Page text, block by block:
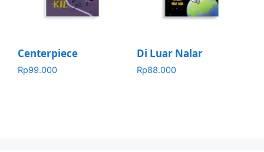
Centerpiece
Rp99.000
Di Luar Nalar
Rp88.000